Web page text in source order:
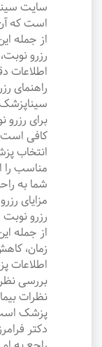
سایت
است که
از جمله
اطلاعات
راهنمای
برای
کافی است
انتخاب
مناسب را
شما به
مزایای
رزرو
از جمله
زمان،
اطلاعات
بررسی
نظرات
پزشک
دکتر